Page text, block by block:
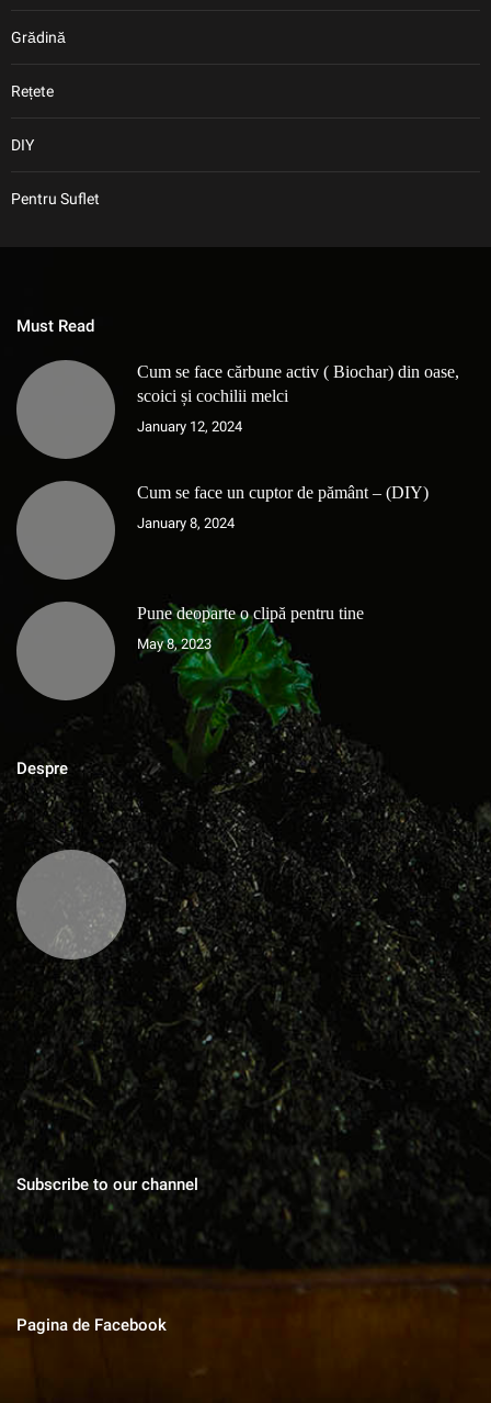
Grădină
Rețete
DIY
Pentru Suflet
Must Read
Cum se face cărbune activ ( Biochar) din oase,
scoici și cochilii melci
January 12, 2024
Cum se face un cuptor de pământ – (DIY)
January 8, 2024
Pune deoparte o clipă pentru tine
May 8, 2023
Despre
MAGAZINUL DE ACASA
Blog cu zeci de sfaturi pentru grădinărit bio, rețete pentru toate
gusturile, povești de viata, trucuri în gospodărie, cuvinte pentru
suflet.
Subscribe to our channel
Pagina de Facebook